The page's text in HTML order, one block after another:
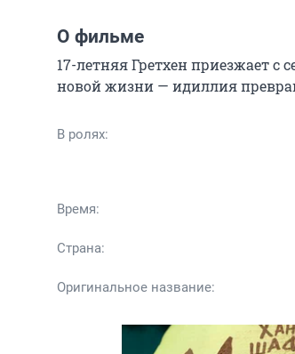
О фильме
17-летняя Гретхен приезжает с
новой жизни — идиллия
В ролях:
Время:
Страна:
Оригинальное название: